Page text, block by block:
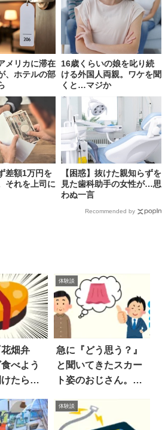
メリカに滞在
、ホテルの部
16歳くらいの娘を叱り続
ける外国人両親。ワケを聞
くと…マジか
差額1万円を
それを上司に
【困惑】抜けた親知らずを
見た歯科助手の女性が…思
わぬ一言
Recommended by
畑弁
べよう
けたら…
体験談
急に『どう思う？』
と聞いてきたスカー
ト姿のおじさん。素
体験談